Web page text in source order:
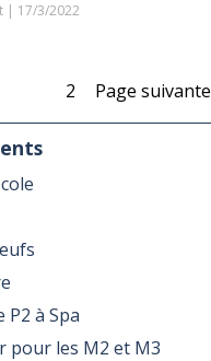
| 17/3/2022
2 Page suivante
P2 à Spa
pour les M2 et M3